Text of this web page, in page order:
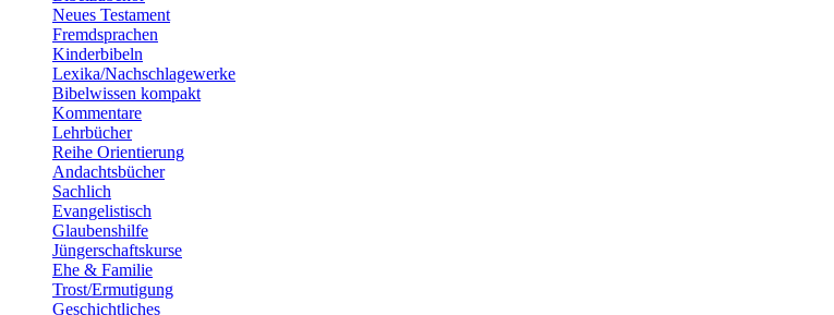
Neues Testament
Fremdsprachen
Kinderbibeln
Lexika/Nachschlagewerke
Bibelwissen kompakt
Kommentare
Lehrbücher
Reihe Orientierung
Andachtsbücher
Sachlich
Evangelistisch
Glaubenshilfe
Jüngerschaftskurse
Ehe & Familie
Trost/Ermutigung
Geschichtliches